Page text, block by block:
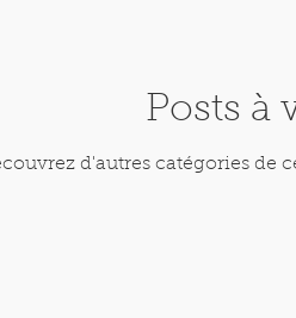
Posts à
d'autres catégories de